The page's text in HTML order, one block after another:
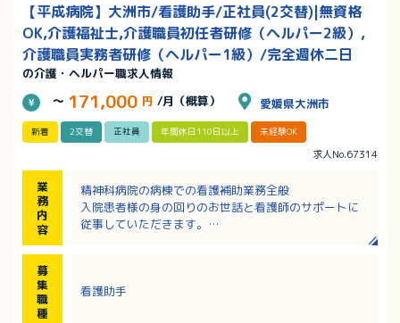
【平成病院】大洲市/看護助手/正社員(2交替)|無資格
OK,介護福祉士,介護職員初任者研修（ヘルパー2級）,
介護職員実務者研修（ヘルパー1級）/完全週休二日
の介護・ヘルパー職求人情報
～ 171,000 円 /月（概算） 愛媛県大洲市
新着 2交替 正社員 年間休日110日以上 未経験OK
求人No.67314
業
務
内
容
精神科病院の病棟での看護補助業務全般
入院患者様の身の回りのお世話と看護師のサポートに
従事していただきます。
・身支度等の介助等
募
集
職
種
看護助手